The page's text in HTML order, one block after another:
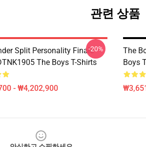
관련 상품
Split Personality Finale
The Boys T-Shirts
- ₩4,202,900
-20%
The
Boys